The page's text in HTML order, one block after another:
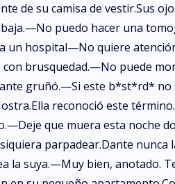
de su camisa de vestir.Sus
puedo hacer una
un hospital—No quiere
brusquedad.—No puede
gruñó.—Si este b*st*rd*
reconoció este
que muera esta noche
parpadear.Dante nunca
la suya.—Muy bien, anotado.